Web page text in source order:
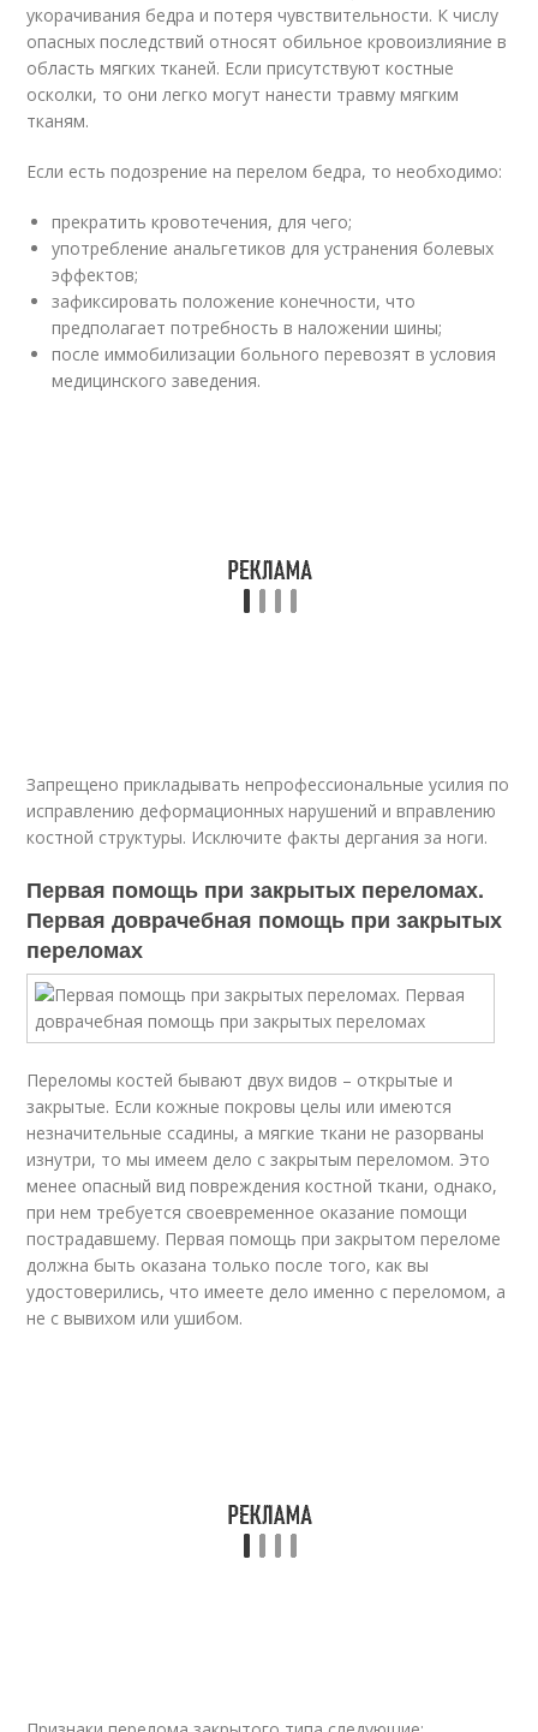
укорачивания бедра и потеря чувствительности. К числу
опасных последствий относят обильное кровоизлияние в
область мягких тканей. Если присутствуют костные
осколки, то они легко могут нанести травму мягким
тканям.
Если есть подозрение на перелом бедра, то необходимо:
прекратить кровотечения, для чего;
употребление анальгетиков для устранения болевых
эффектов;
зафиксировать положение конечности, что
предполагает потребность в наложении шины;
после иммобилизации больного перевозят в условия
медицинского заведения.
Запрещено прикладывать непрофессиональные усилия по
исправлению деформационных нарушений и вправлению
костной структуры. Исключите факты дергания за ноги.
Первая помощь при закрытых переломах.
Первая доврачебная помощь при закрытых
переломах
Переломы костей бывают двух видов – открытые и
закрытые. Если кожные покровы целы или имеются
незначительные ссадины, а мягкие ткани не разорваны
изнутри, то мы имеем дело с закрытым переломом. Это
менее опасный вид повреждения костной ткани, однако,
при нем требуется своевременное оказание помощи
пострадавшему. Первая помощь при закрытом переломе
должна быть оказана только после того, как вы
удостоверились, что имеете дело именно с переломом, а
не с вывихом или ушибом.